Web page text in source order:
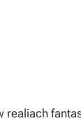
realiach